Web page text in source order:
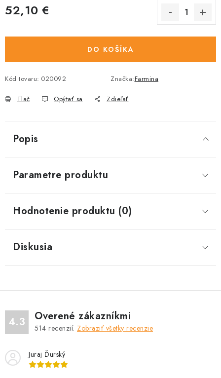
52,10 €
DO KOŠÍKA
Kód tovaru: 020092 Značka:Farmina
Tlač Opýtať sa Zdieľať
Popis
Parametre produktu
Hodnotenie produktu (0)
Diskusia
4.3 Overené zákazníkmi
514 recenzií. Zobraziť všetky recenzie
Juraj Ďurský